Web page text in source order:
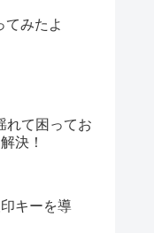
てみたよ
れて困ってお
決！
キーを導